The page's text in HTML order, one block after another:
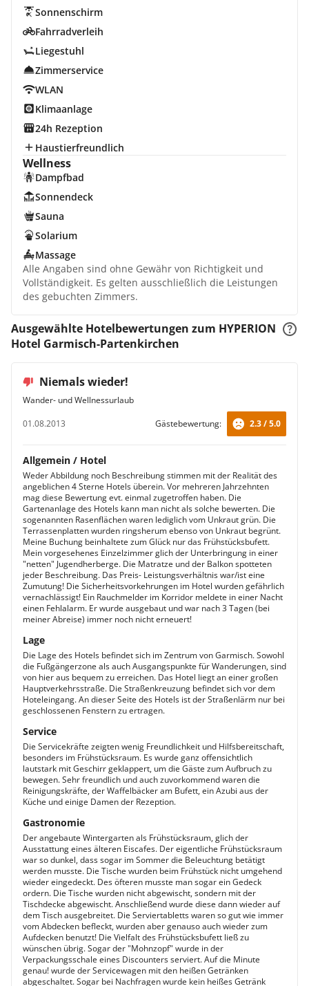
Sonnenschirm
Fahrradverleih
Liegestuhl
Zimmerservice
WLAN
Klimaanlage
24h Rezeption
Haustierfreundlich
Wellness
Dampfbad
Sonnendeck
Sauna
Solarium
Massage
Alle Angaben sind ohne Gewähr von Richtigkeit und
Vollständigkeit. Es gelten ausschließlich die Leistungen
des gebuchten Zimmers.
Ausgewählte Hotelbewertungen zum HYPERION
Hotel Garmisch-Partenkirchen
Niemals wieder!
Wander- und Wellnessurlaub
01.08.2013
Gästebewertung: 2.3 / 5.0
Allgemein / Hotel
Weder Abbildung noch Beschreibung stimmen mit der Realität des
angeblichen 4 Sterne Hotels überein. Vor mehreren Jahrzehnten
mag diese Bewertung evt. einmal zugetroffen haben. Die
Gartenanlage des Hotels kann man nicht als solche bewerten. Die
sogenannten Rasenflächen waren lediglich vom Unkraut grün. Die
Terrassenplatten wurden ringsherum ebenso von Unkraut begrünt.
Meine Buchung beinhaltete zum Glück nur das Frühstücksbufett.
Mein vorgesehenes Einzelzimmer glich der Unterbringung in einer
"netten" Jugendherberge. Die Matratze und der Balkon spotteten
jeder Beschreibung. Das Preis- Leistungsverhältnis war/ist eine
Zumutung! Die Sicherheitsvorkehrungen im Hotel wurden gefährlich
vernachlässigt! Ein Rauchmelder im Korridor meldete in einer Nacht
einen Fehlalarm. Er wurde ausgebaut und war nach 3 Tagen (bei
meiner Abreise) immer noch nicht erneuert!
Lage
Die Lage des Hotels befindet sich im Zentrum von Garmisch. Sowohl
die Fußgängerzone als auch Ausgangspunkte für Wanderungen, sind
von hier aus bequem zu erreichen. Das Hotel liegt an einer großen
Hauptverkehrsstraße. Die Straßenkreuzung befindet sich vor dem
Hoteleingang. An dieser Seite des Hotels ist der Straßenlärm nur bei
geschlossenen Fenstern zu ertragen.
Service
Die Servicekräfte zeigten wenig Freundlichkeit und Hilfsbereitschaft,
besonders im Frühstücksraum. Es wurde ganz offensichtlich
lautstark mit Geschirr geklappert, um die Gäste zum Aufbruch zu
bewegen. Sehr freundlich und auch zuvorkommend waren die
Reinigungskräfte, der Waffelbäcker am Bufett, ein Azubi aus der
Küche und einige Damen der Rezeption.
Gastronomie
Der angebaute Wintergarten als Frühstücksraum, glich der
Ausstattung eines älteren Eiscafes. Der eigentliche Frühstücksraum
war so dunkel, dass sogar im Sommer die Beleuchtung betätigt
werden musste. Die Tische wurden beim Frühstück nicht umgehend
wieder eingedeckt. Des öfteren musste man sogar ein Gedeck
ordern. Die Tische wurden nicht abgewischt, sondern mit der
Tischdecke abgewischt. Anschließend wurde diese dann wieder auf
dem Tisch ausgebreitet. Die Serviertabletts waren so gut wie immer
vom Abdecken befleckt, wurden aber genauso auch wieder zum
Aufdecken benutzt! Die Vielfalt des Frühstücksbufett ließ zu
wünschen übrig. Sogar der "Mohnzopf" wurde in der
Verpackungsschale eines Discounters serviert. Auf die Minute
genau! wurde der Servicewagen mit den heißen Getränken
abgeschaltet. Sogar bei Nachfragen wurde kein heißes Getränk